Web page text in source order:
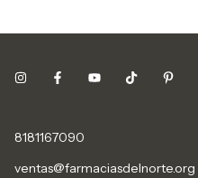
8181167090
ventas@farmaciasdelnorte.org